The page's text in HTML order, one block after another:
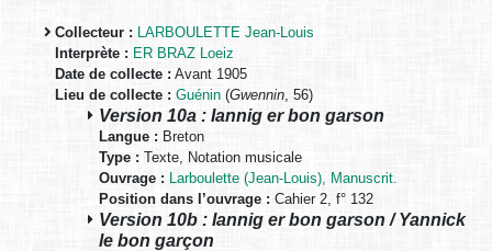
Collecteur : LARBOULETTE Jean-Louis
Interprète : ER BRAZ Loeiz
Date de collecte : Avant 1905
Lieu de collecte : Guénin (Gwennin , 56)
Version 10a : Iannig er bon garson
Langue : Breton
Type : Texte, Notation musicale
Ouvrage : Larboulette (Jean-Louis), Manuscrit.
Position dans l’ouvrage : Cahier 2, f° 132
Version 10b : Iannig er bon garson / Yannick
le bon garçon